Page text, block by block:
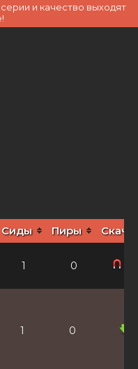
и качество выходят
Сиды Пиры
1 0
1 0